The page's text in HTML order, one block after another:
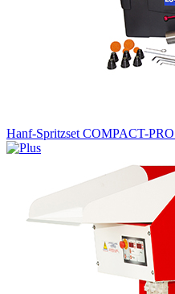
Hanf-Spritzset COMPACT-